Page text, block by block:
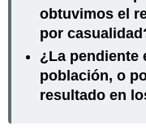
obtuvimos el
por
¿La pendiente
población, o
resultado en